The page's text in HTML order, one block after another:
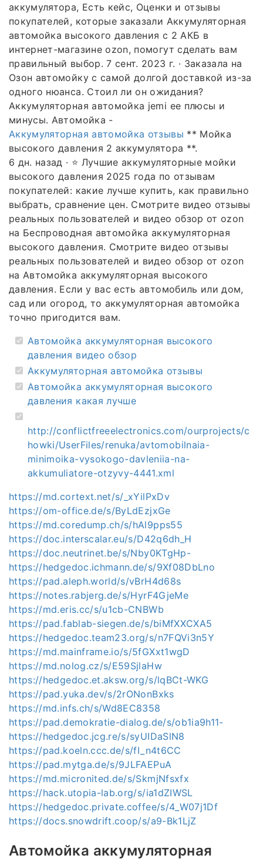
аккумулятора, Есть кейс, Оценки и отзывы
покупателей, которые заказали Аккумуляторная
автомойка высокого давления с 2 АКБ в
интернет-магазине ozon, помогут сделать вам
правильный выбор. 7 сент. 2023 г. · Заказала на
Озон автомойку с самой долгой доставкой из-за
одного нюанса. Стоил ли он ожидания?
Аккумуляторная автомойка jemi ее плюсы и
минусы. Автомойка -
Аккумуляторная автомойка отзывы ** Мойка
высокого давления 2 аккумулятора **.
6 дн. назад · ⭐ Лучшие аккумуляторные мойки
высокого давления 2025 года по отзывам
покупателей: какие лучше купить, как правильно
выбрать, сравнение цен. Смотрите видео отзывы
реальных пользователей и видео обзор от ozon
на Беспроводная автомойка аккумуляторная
высокого давления. Смотрите видео отзывы
реальных пользователей и видео обзор от ozon
на Автомойка аккумуляторная высокого
давления. Если у вас есть автомобиль или дом,
сад или огород, то аккумуляторная автомойка
точно пригодится вам.
Автомойка аккумуляторная высокого
давления видео обзор
Аккумуляторная автомойка отзывы
Автомойка аккумуляторная высокого
давления какая лучше
http://conflictfreeelectronics.com/ourprojects/c
howki/UserFiles/renuka/avtomobilnaia-
minimoika-vysokogo-davleniia-na-
akkumuliatore-otzyvy-4441.xml
https://md.cortext.net/s/_xYilPxDv
https://om-office.de/s/ByLdEzjxGe
https://md.coredump.ch/s/hAl9pps55
https://doc.interscalar.eu/s/D42q6dh_H
https://doc.neutrinet.be/s/Nby0KTgHp-
https://hedgedoc.ichmann.de/s/9Xf08DbLno
https://pad.aleph.world/s/vBrH4d68s
https://notes.rabjerg.de/s/HyrF4GjeMe
https://md.eris.cc/s/u1cb-CNBWb
https://pad.fablab-siegen.de/s/biMfXXCXA5
https://hedgedoc.team23.org/s/n7FQVi3n5Y
https://md.mainframe.io/s/5fGXxt1wgD
https://md.nolog.cz/s/E59SjlaHw
https://hedgedoc.et.aksw.org/s/lqBCt-WKG
https://pad.yuka.dev/s/2rONonBxks
https://md.infs.ch/s/Wd8EC8358
https://pad.demokratie-dialog.de/s/ob1ia9h11-
https://hedgedoc.jcg.re/s/syUIDaSlN8
https://pad.koeln.ccc.de/s/fI_n4t6CC
https://pad.mytga.de/s/9JLFAEPuA
https://md.micronited.de/s/SkmjNfsxfx
https://hack.utopia-lab.org/s/ia1dZIWSL
https://hedgedoc.private.coffee/s/4_W07j1Df
https://docs.snowdrift.coop/s/a9-Bk1LjZ
Автомойка аккумуляторная